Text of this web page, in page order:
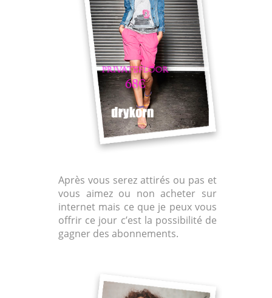
Après vous serez attirés ou pas et
vous aimez ou non acheter sur
internet mais ce que je peux vous
offrir ce jour c’est la possibilité de
gagner des abonnements.